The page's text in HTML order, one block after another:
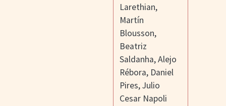
Larethian,
Martín
Blousson,
Beatriz
Saldanha,Alejo
Rébora, Daniel
Pires,Julio
Cesar Napoli